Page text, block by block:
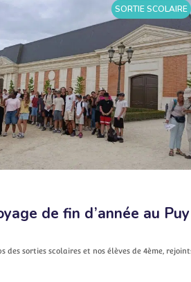
SORTIE SCOLAIRE
de fin d’année au Puy
des sorties scolaires et nos élèves de 4ème,